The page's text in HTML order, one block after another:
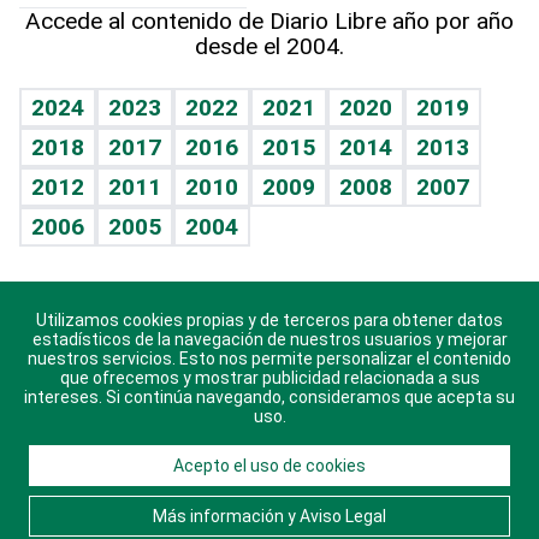
Vida y familia
Eñe
Celebrando la vida
Sin complejos
En pocas palabras
Escuchando al corazón
Economía Personal
TBT Deportivo
Guía del dinero
Cumpleaños
Horóscopos
Crucigramas
Accede al contenido de Diario Libre año por año
desde el 2004.
2024 2023 2022 2021 2020
2019
2018
2017 2016 2015 2014
2013
2012
2011 2010 2009 2008
2007
2006
2005 2004
Descarga nuestras aplicaciones para Android, iOS y
sistema Huawei.
© 2021 Diario Libre, todos los derechos reservados.
Consulta elAviso Legal. Ponte en Contacto
Utilizamos cookies propias y de terceros para obtener datos
estadísticos de la navegación de nuestros usuarios y mejorar
nuestros servicios. Esto nos permite personalizar el contenido
que ofrecemos y mostrar publicidad relacionada a sus
intereses. Si continúa navegando, consideramos que acepta su
uso.
Acepto el uso de cookies
Más información y Aviso Legal